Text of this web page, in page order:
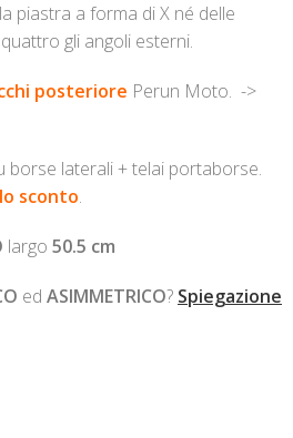
piastra a forma di X né delle
gli angoli esterni.
posteriore Perun Moto. ->
borse laterali + telai portaborse.
sconto.
largo 50.5 cm
ed ASIMMETRICO? Spiegazione